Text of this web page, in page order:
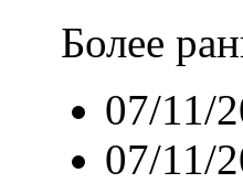
Более
07/11/
07/11/